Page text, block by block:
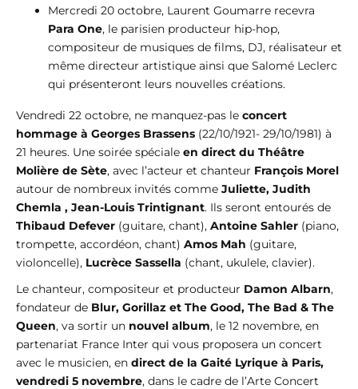
Mercredi 20 octobre, Laurent Goumarre recevra
Para One, le parisien producteur hip-hop,
compositeur de musiques de films, DJ, réalisateur et
même directeur artistique ainsi que Salomé Leclerc
qui présenteront leurs nouvelles créations.
Vendredi 22 octobre, ne manquez-pas le concert
hommage à Georges Brassens (22/10/1921- 29/10/1981) à
21 heures. Une soirée spéciale en direct du Théâtre
Molière de Sète, avec l’acteur et chanteur François Morel
autour de nombreux invités comme Juliette, Judith
Chemla , Jean-Louis Trintignant. Ils seront entourés de
Thibaud Defever (guitare, chant), Antoine Sahler (piano,
trompette, accordéon, chant) Amos Mah (guitare,
violoncelle), Lucrèce Sassella (chant, ukulele, clavier).
Le chanteur, compositeur et producteur Damon Albarn,
fondateur de Blur, Gorillaz et The Good, The Bad & The
Queen, va sortir un nouvel album, le 12 novembre, en
partenariat France Inter qui vous proposera un concert
avec le musicien, en direct de la Gaité Lyrique à Paris,
vendredi 5 novembre, dans le cadre de l’Arte Concert